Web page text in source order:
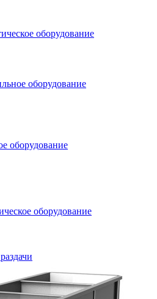
оборудование
оборудование
оборудование
оборудование